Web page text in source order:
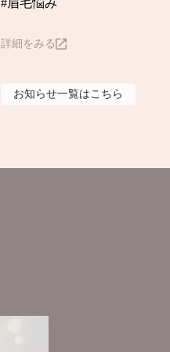
詳細をみる
お知らせ一覧はこちら